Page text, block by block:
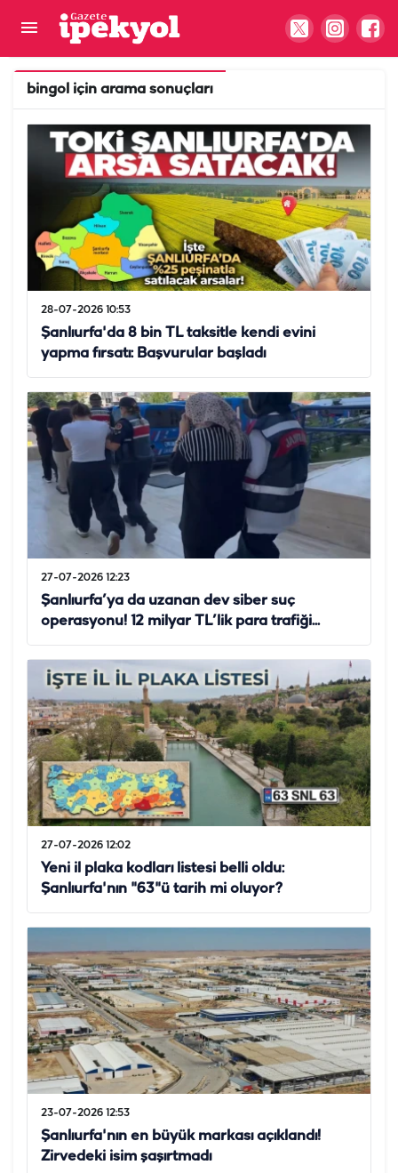
bingol için arama sonuçları
28-07-2026 10:53
Şanlıurfa'da 8 bin TL taksitle kendi evini
yapma fırsatı: Başvurular başladı
27-07-2026 12:23
Şanlıurfa’ya da uzanan dev siber suç
operasyonu! 12 milyar TL’lik para trafiği...
27-07-2026 12:02
Yeni il plaka kodları listesi belli oldu:
Şanlıurfa'nın "63"ü tarih mi oluyor?
23-07-2026 12:53
Şanlıurfa'nın en büyük markası açıklandı!
Zirvedeki isim şaşırtmadı